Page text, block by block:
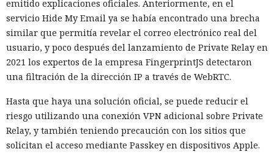
los cuentos infantiles y las
dejaron con apenas un 2%.
20:35 / 06.08.2026
Búhos sabios, lobos valientes y prácticamente sin heroínas:
bienvenidos al futuro de la literatura.
emitido explicaciones oficiales. Anteriormente, en el
servicio Hide My Email ya se había encontrado una brecha
similar que permitía revelar el correo electrónico real del
usuario, y poco después del lanzamiento de Private Relay en
2021 los expertos de la empresa FingerprintJS detectaron
una filtración de la dirección IP a través de WebRTC.
Hasta que haya una solución oficial, se puede reducir el
riesgo utilizando una conexión VPN adicional sobre Private
Relay, y también teniendo precaución con los sitios que
solicitan el acceso mediante Passkey en dispositivos Apple.